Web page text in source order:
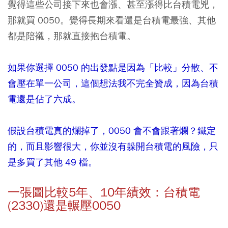
覺得這些公司接下來也會漲、甚至漲得比台積電兇，
那就買 0050。覺得長期來看還是台積電最強、其他
都是陪襯，那就直接抱台積電。
如果你選擇 0050 的出發點是因為「比較」分散、不
會壓在單一公司，這個想法我不完全贊成，因為台積
電還是佔了六成。
假設台積電真的爛掉了，0050 會不會跟著爛？鐵定
的，而且影響很大，你並沒有躲開台積電的風險，只
是多買了其他 49 檔。
一張圖比較5年、10年績效：台積電
(2330)還是輾壓0050